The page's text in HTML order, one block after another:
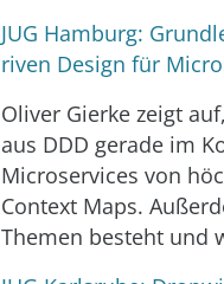
JUG Hamburg:
riven Design für
Oliver Gierke zeigt
aus DDD gerade im
Microservices von
Context Maps.
Themen besteht und